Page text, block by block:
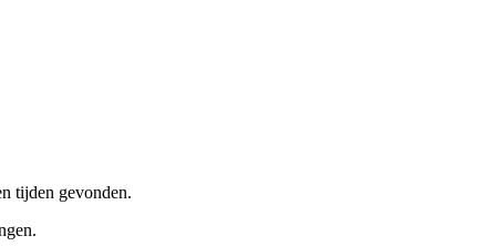
tijden gevonden.